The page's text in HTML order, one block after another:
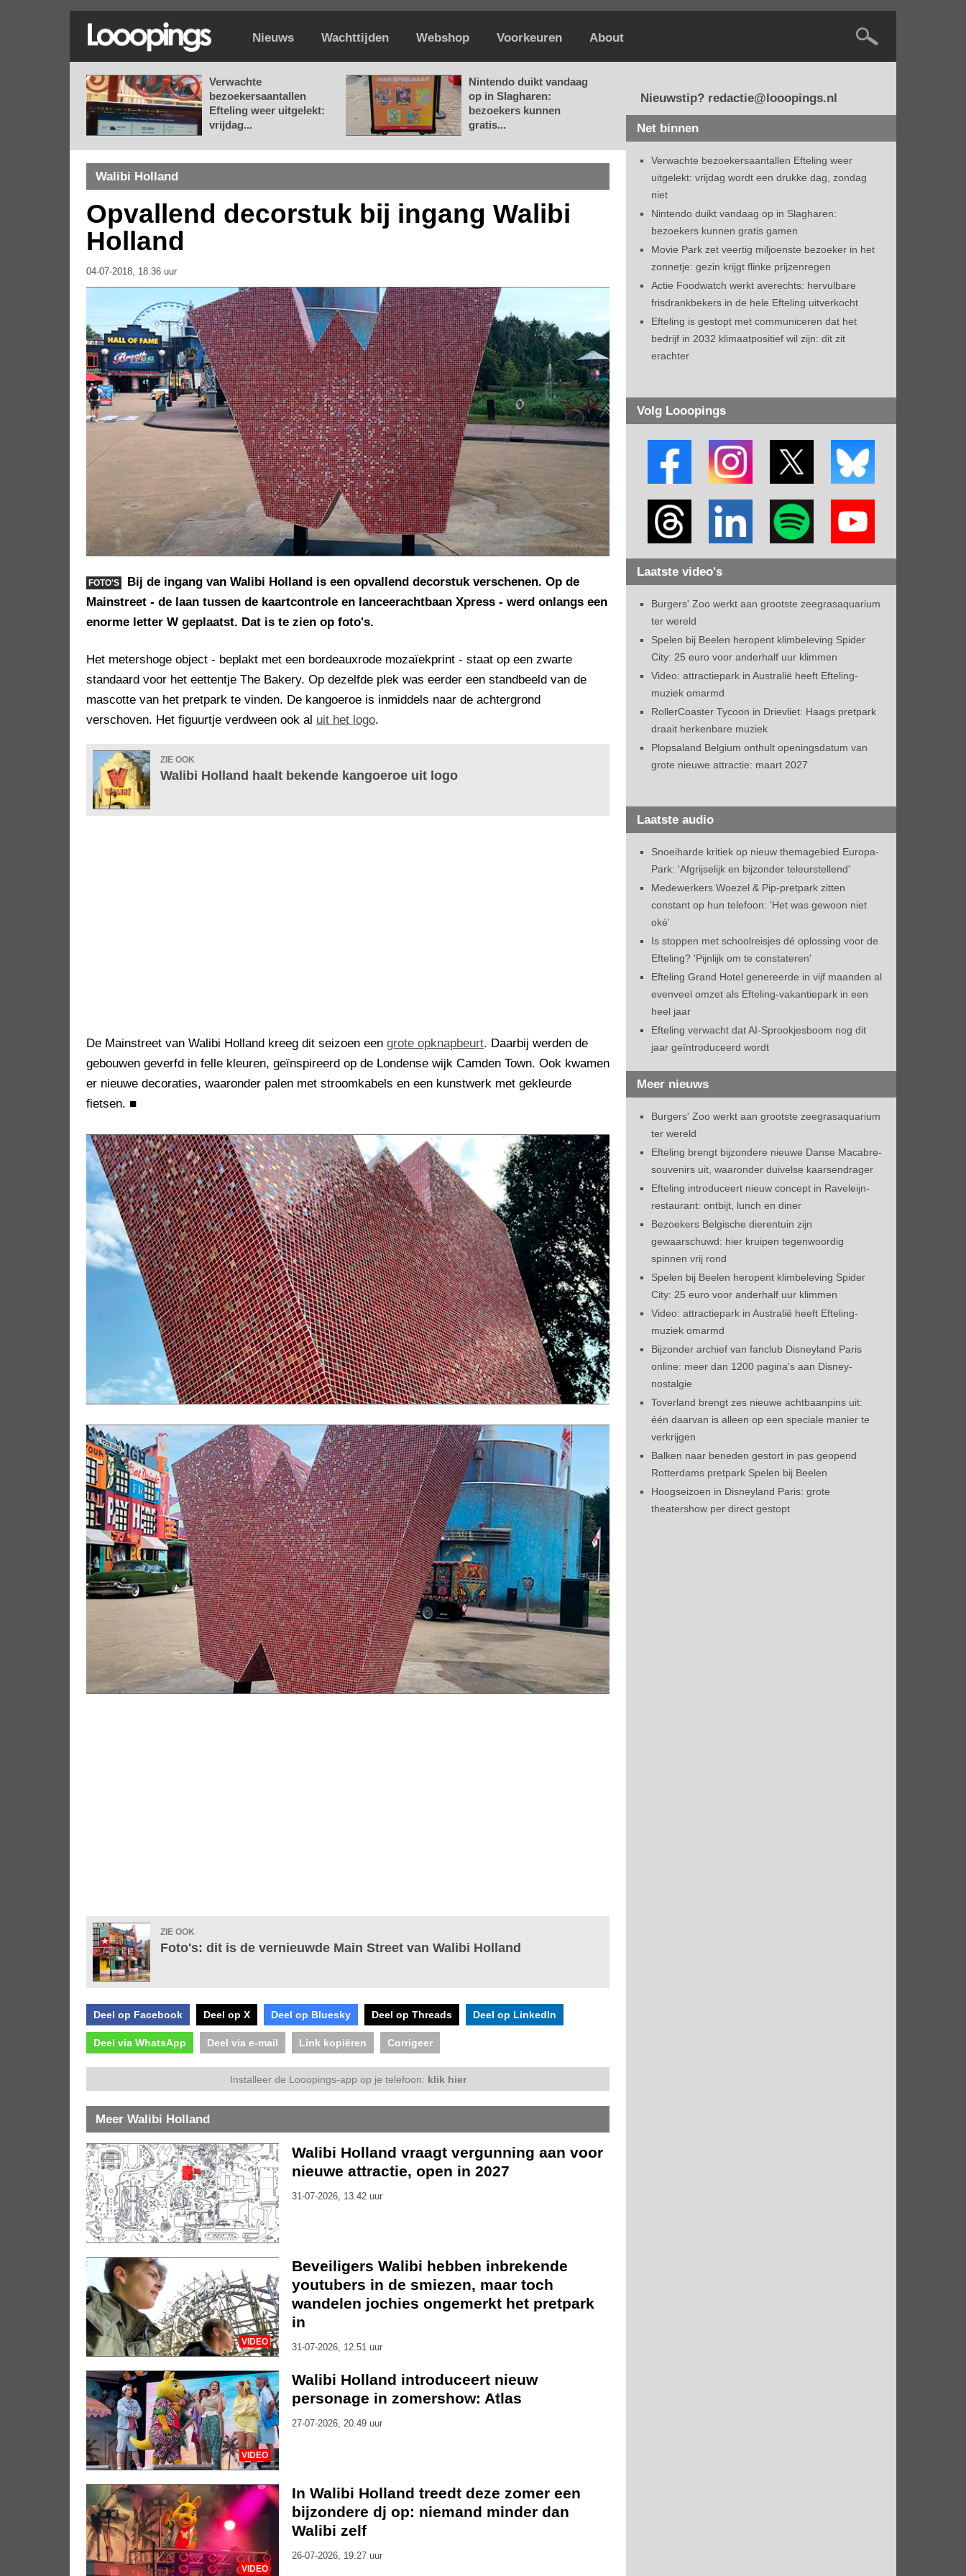
Nieuws Wachttijden Webshop Voorkeuren About
Verwachte
bezoekersaantallen
Efteling weer uitgelekt:
vrijdag...
Nintendo duikt vandaag
op in Slagharen:
bezoekers kunnen
gratis...
Walibi Holland
Opvallend decorstuk bij ingang Walibi
Holland
04-07-2018, 18.36 uur
FOTO'S
Bij de ingang van Walibi Holland is een opvallend decorstuk verschenen. Op de
Mainstreet - de laan tussen de kaartcontrole en lanceerachtbaan Xpress - werd onlangs een
enorme letter W geplaatst. Dat is te zien op foto's.
Het metershoge object - beplakt met een bordeauxrode mozaïekprint - staat op een zwarte
standaard voor het eettentje The Bakery. Op dezelfde plek was eerder een standbeeld van de
mascotte van het pretpark te vinden. De kangoeroe is inmiddels naar de achtergrond
verschoven. Het figuurtje verdween ook al uit het logo.
ZIE OOK
Walibi Holland haalt bekende kangoeroe uit logo
De Mainstreet van Walibi Holland kreeg dit seizoen een grote opknapbeurt. Daarbij werden de
gebouwen geverfd in felle kleuren, geïnspireerd op de Londense wijk Camden Town. Ook kwamen
er nieuwe decoraties, waaronder palen met stroomkabels en een kunstwerk met gekleurde
fietsen. ■
ZIE OOK
Foto's: dit is de vernieuwde Main Street van Walibi Holland
Deel op Facebook Deel op X Deel op Bluesky Deel op Threads Deel op LinkedIn
Deel via WhatsApp Deel via e-mail Link kopiëren Corrigeer
Installeer de Looopings-app op je telefoon: klik hier
Meer Walibi Holland
Walibi Holland vraagt vergunning aan voor
nieuwe attractie, open in 2027
31-07-2026, 13.42 uur
VIDEO
Beveiligers Walibi hebben inbrekende
youtubers in de smiezen, maar toch
wandelen jochies ongemerkt het pretpark
in
31-07-2026, 12.51 uur
VIDEO
Walibi Holland introduceert nieuw
personage in zomershow: Atlas
27-07-2026, 20.49 uur
VIDEO
In Walibi Holland treedt deze zomer een
bijzondere dj op: niemand minder dan
Walibi zelf
26-07-2026, 19.27 uur
Nieuwstip? redactie@looopings.nl
Net binnen
Verwachte bezoekersaantallen Efteling weer
uitgelekt: vrijdag wordt een drukke dag, zondag
niet
Nintendo duikt vandaag op in Slagharen:
bezoekers kunnen gratis gamen
Movie Park zet veertig miljoenste bezoeker in het
zonnetje: gezin krijgt flinke prijzenregen
Actie Foodwatch werkt averechts: hervulbare
frisdrankbekers in de hele Efteling uitverkocht
Efteling is gestopt met communiceren dat het
bedrijf in 2032 klimaatpositief wil zijn: dit zit
erachter
Volg Looopings
Laatste video's
Burgers' Zoo werkt aan grootste zeegrasaquarium
ter wereld
Spelen bij Beelen heropent klimbeleving Spider
City: 25 euro voor anderhalf uur klimmen
Video: attractiepark in Australië heeft Efteling-
muziek omarmd
RollerCoaster Tycoon in Drievliet: Haags pretpark
draait herkenbare muziek
Plopsaland Belgium onthult openingsdatum van
grote nieuwe attractie: maart 2027
Laatste audio
Snoeiharde kritiek op nieuw themagebied Europa-
Park: 'Afgrijselijk en bijzonder teleurstellend'
Medewerkers Woezel & Pip-pretpark zitten
constant op hun telefoon: 'Het was gewoon niet
oké'
Is stoppen met schoolreisjes dé oplossing voor de
Efteling? 'Pijnlijk om te constateren'
Efteling Grand Hotel genereerde in vijf maanden al
evenveel omzet als Efteling-vakantiepark in een
heel jaar
Efteling verwacht dat AI-Sprookjesboom nog dit
jaar geïntroduceerd wordt
Meer nieuws
Burgers' Zoo werkt aan grootste zeegrasaquarium
ter wereld
Efteling brengt bijzondere nieuwe Danse Macabre-
souvenirs uit, waaronder duivelse kaarsendrager
Efteling introduceert nieuw concept in Raveleijn-
restaurant: ontbijt, lunch en diner
Bezoekers Belgische dierentuin zijn
gewaarschuwd: hier kruipen tegenwoordig
spinnen vrij rond
Spelen bij Beelen heropent klimbeleving Spider
City: 25 euro voor anderhalf uur klimmen
Video: attractiepark in Australië heeft Efteling-
muziek omarmd
Bijzonder archief van fanclub Disneyland Paris
online: meer dan 1200 pagina's aan Disney-
nostalgie
Toverland brengt zes nieuwe achtbaanpins uit:
één daarvan is alleen op een speciale manier te
verkrijgen
Balken naar beneden gestort in pas geopend
Rotterdams pretpark Spelen bij Beelen
Hoogseizoen in Disneyland Paris: grote
theatershow per direct gestopt